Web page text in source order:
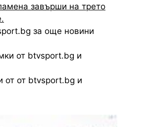
завърши на трето
за още новини
от btvsport.bg и
от btvsport.bg и